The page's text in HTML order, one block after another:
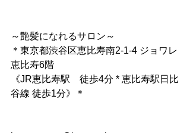
～艶髪になれるサロン～
＊東京都渋谷区恵比寿南2-1-4 ジョワレ
恵比寿6階
《JR恵比寿駅　徒歩4分 * 恵比寿駅日比
谷線 徒歩1分》＊